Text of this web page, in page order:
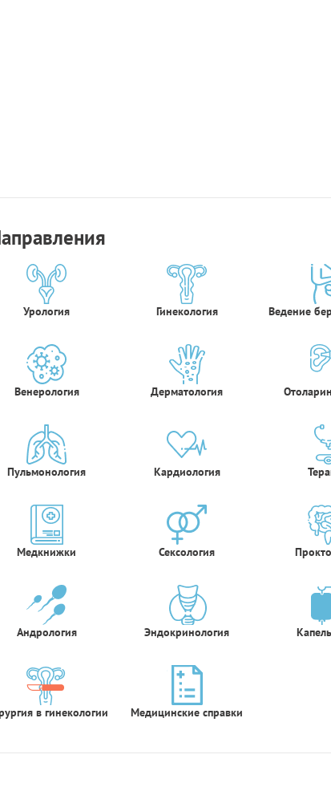
Урология Гинекология Ведение
Венерология Дерматология
Пульмонология Кардиология
Медкнижки Сексология
Андрология Эндокринология
в гинекологии Медицинские справки